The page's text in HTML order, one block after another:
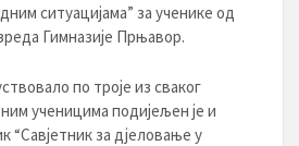
ситуацијама” за ученике од
Гимназије Прњавор.
по троје из сваког
ученицима подијељен је и
“Савјетник за дјеловање у